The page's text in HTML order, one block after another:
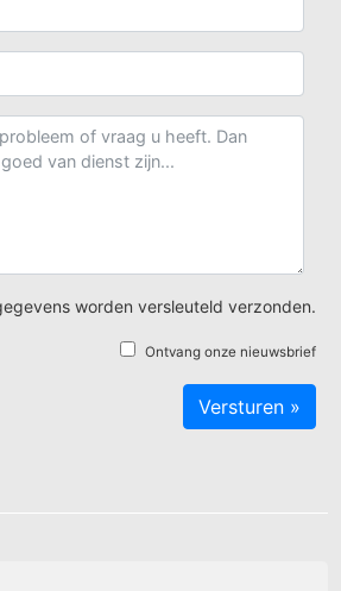
worden versleuteld verzonden.
Ontvang onze nieuwsbrief